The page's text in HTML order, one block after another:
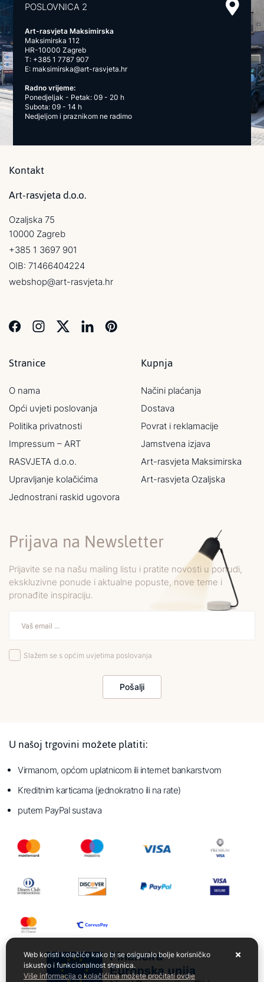
POSLOVNICA 2
Art-rasvjeta Maksimirska
Maksimirska 112
HR-10000 Zagreb
T: +385 1 7787 907
E: maksimirska@art-rasvjeta.hr
Radno vrijeme:
Ponedjeljak - Petak: 09 - 20 h
Subota: 09 - 14 h
Nedjeljom i praznikom ne radimo
Kontakt
Art-rasvjeta d.o.o.
Ozaljska 75
10000 Zagreb
+385 1 3697 901
OIB: 71466404224
webshop@art-rasvjeta.hr
Stranice
O nama
Opći uvjeti poslovanja
Politika privatnosti
Impressum – ART
RASVJETA d.o.o.
Upravljanje kolačićima
Jednostrani raskid ugovora
Kupnja
Načini plaćanja
Dostava
Povrat i reklamacije
Jamstvena izjava
Art-rasvjeta Maksimirska
Art-rasvjeta Ozaljska
Prijava na Newsletter
Prijavite se na našu mailing listu i pratite novosti u ponudi,
ekskluzivne ponude i aktualne popuste, nove teme i
pronađite inspiraciju.
Slažem se s općim uvjetima poslovanja
Pošalji
U našoj trgovini možete platiti:
Virmanom, općom uplatnicom ili internet bankarstvom
Kreditnim karticama (jednokratno ili na rate)
putem PayPal sustava
Web koristi kolačiće kako bi se osiguralo bolje korisničko
iskustvo i funkcionalnost stranica.
Više informacija o kolačićima možete pročitati ovdje